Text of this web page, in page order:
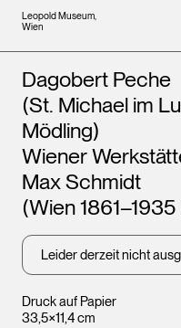
Leopold Museum,
Wien
Druck auf Papier
33,5×11,4 cm
Künstler*innen
Dagobert Peche
(St. Michael im
Mödling)
Wiener
Max Schmidt
(Wien
Leider derzeit nicht